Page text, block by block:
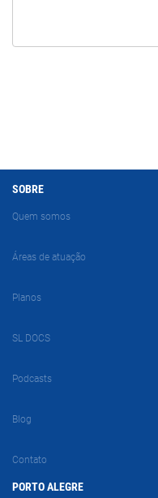
SOBRE
Quem somos
Áreas de atuação
Planos
SL DOCS
Podcasts
Blog
Contato
PORTO ALEGRE